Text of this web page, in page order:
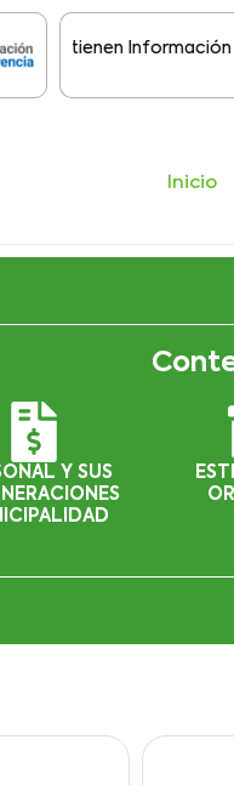
Información
Inicio
Y SUS